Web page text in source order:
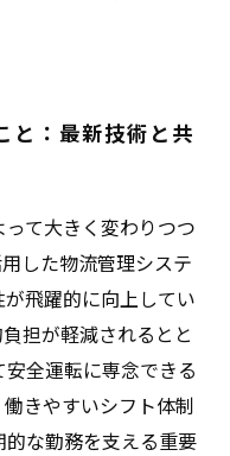
と：最新技術と共
て大きく変わりつつ
した物流管理システ
飛躍的に向上してい
担が軽減されるとと
全運転に専念できる
きやすいシフト体制
な勤務を支える重要